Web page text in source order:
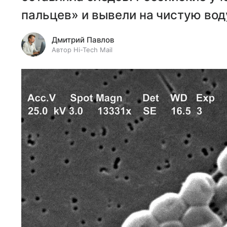
пальцев» и вывели на чистую
Дмитрий Павлов
Автор Hi-Tech Mail